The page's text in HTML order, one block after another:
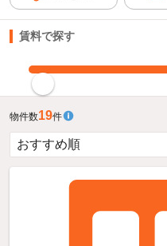
賃料で探す
物件数19件